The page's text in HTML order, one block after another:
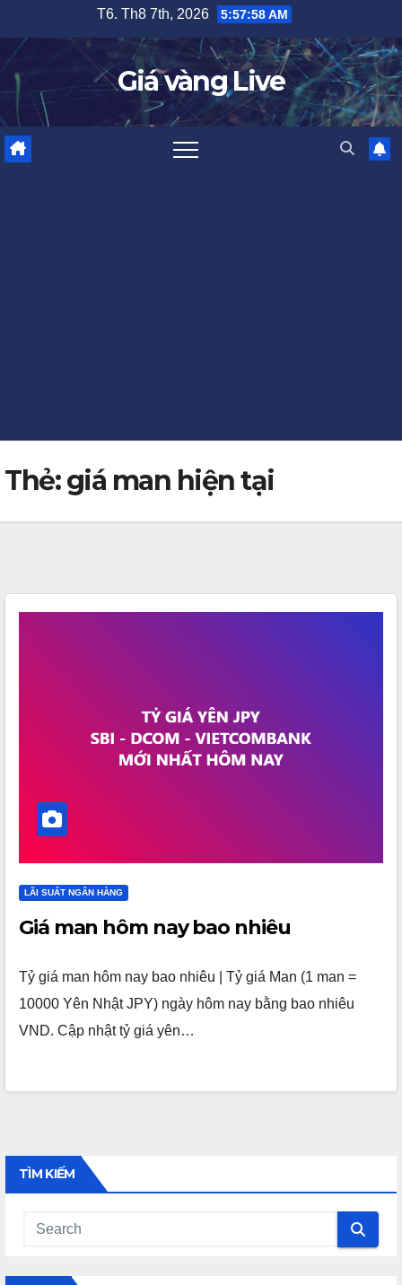
content
T6. Th8 7th, 2026 5:57:58 AM
Giá vàng Live
Thẻ:giá man hiện tại
LÃI SUẤT NGÂN HÀNG
Giá man hôm nay bao nhiêu
Tỷ giá man hôm nay bao nhiêu | Tỷ giá Man (1 man =
10000 Yên Nhật JPY) ngày hôm nay bằng bao nhiêu
VND. Cập nhật tỷ giá yên…
TÌM KIẾM